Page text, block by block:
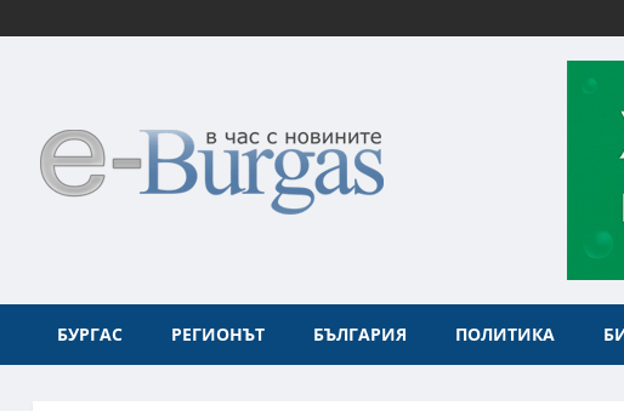
БУРГАС РЕГИОНЪТ БЪЛГАРИЯ ПОЛИТИКА